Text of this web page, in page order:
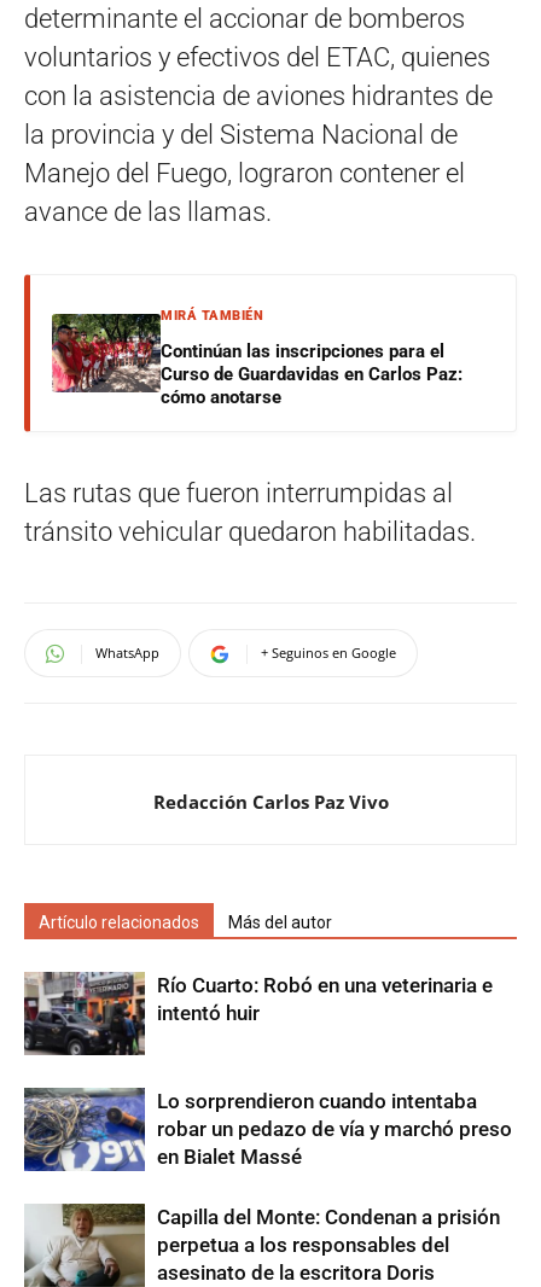
determinante el accionar de bomberos
voluntarios y efectivos del ETAC, quienes
con la asistencia de aviones hidrantes de
la provincia y del Sistema Nacional de
Manejo del Fuego, lograron contener el
avance de las llamas.
MIRÁ TAMBIÉN
Continúan las inscripciones para el
Curso de Guardavidas en Carlos Paz:
cómo anotarse
Las rutas que fueron interrumpidas al
tránsito vehicular quedaron habilitadas.
WhatsApp + Seguinos en Google
Redacción Carlos Paz Vivo
Artículo relacionados Más del autor
Río Cuarto: Robó en una veterinaria e
intentó huir
Lo sorprendieron cuando intentaba
robar un pedazo de vía y marchó preso
en Bialet Massé
Capilla del Monte: Condenan a prisión
perpetua a los responsables del
asesinato de la escritora Doris